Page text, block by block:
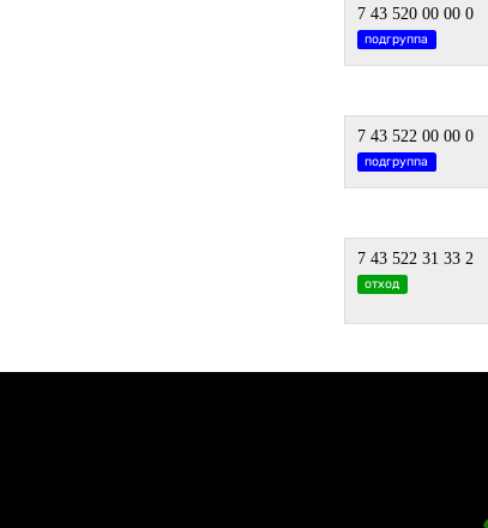
7 43 520 00 00 0
подгруппа
7 43 522 00 00 0
подгруппа
7 43 522 31 33 2
отход